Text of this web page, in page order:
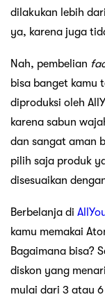
dilakukan lebih
ya, karena juga
Nah, pembelian
bisa banget kamu
diproduksi oleh
karena sabun
dan sangat aman
pilih saja produk
disesuaikan
Berbelanja di
kamu memakai
Bagaimana bisa?
diskon yang
mulai dari 3 atau